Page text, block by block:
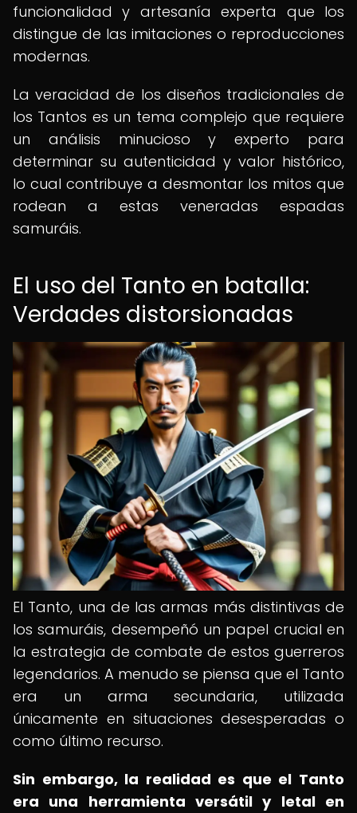
funcionalidad y artesanía experta que los
distingue de las imitaciones o reproducciones
modernas.
La veracidad de los diseños tradicionales de
los Tantos es un tema complejo que requiere
un análisis minucioso y experto para
determinar su autenticidad y valor histórico,
lo cual contribuye a desmontar los mitos que
rodean a estas veneradas espadas
samuráis.
El uso del Tanto en batalla:
Verdades distorsionadas
El Tanto, una de las armas más distintivas de
los samuráis, desempeñó un papel crucial en
la estrategia de combate de estos guerreros
legendarios. A menudo se piensa que el Tanto
era un arma secundaria, utilizada
únicamente en situaciones desesperadas o
como último recurso.
Sin embargo, la realidad es que el Tanto
era una herramienta versátil y letal en